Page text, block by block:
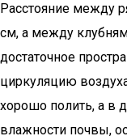
Расстояние между
см, а между
достаточное
циркуляцию
хорошо полить, а в
влажности почвы,